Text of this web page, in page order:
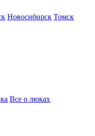
Новосибирск Томск
Все о люках